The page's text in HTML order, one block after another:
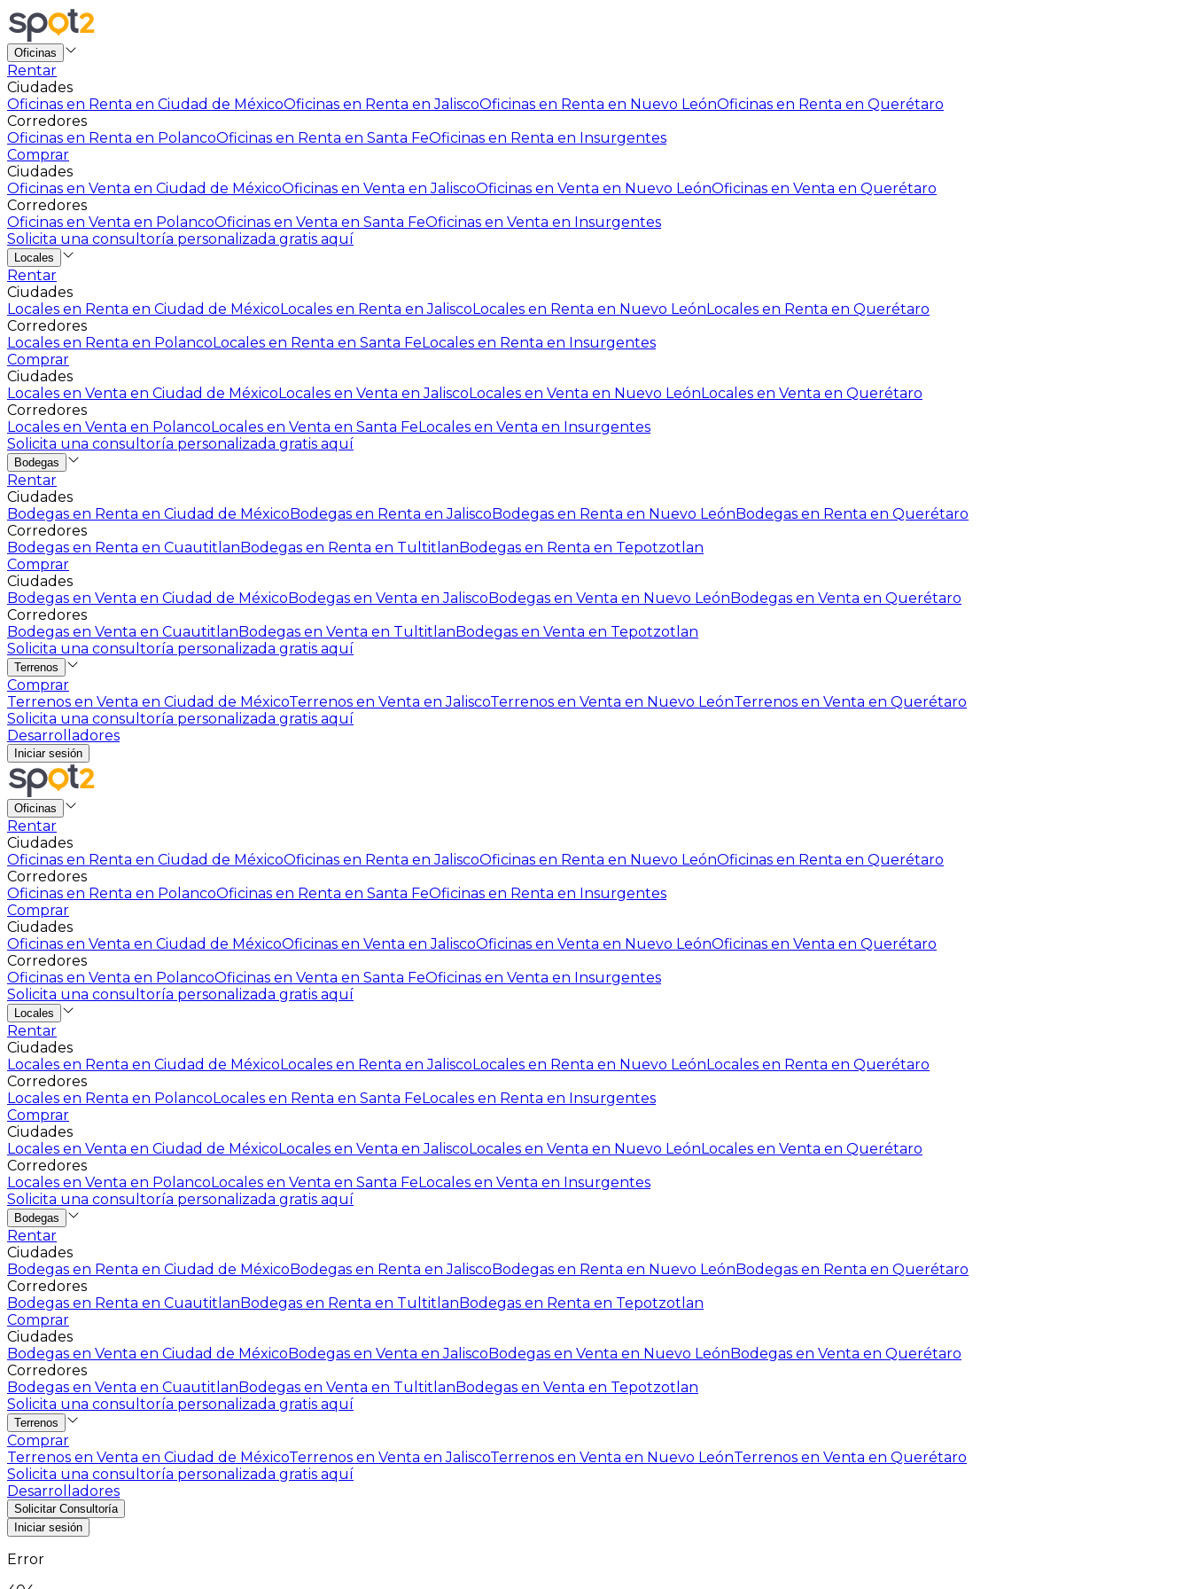
Oficinas
Rentar
Ciudades
Oficinas en Renta en Ciudad de MéxicoOficinas en Renta en JaliscoOficinas en Renta en Nuevo LeónOficinas en Renta en Querétaro
Corredores
Oficinas en Renta en PolancoOficinas en Renta en Santa FeOficinas en Renta en Insurgentes
Comprar
Ciudades
Oficinas en Venta en Ciudad de MéxicoOficinas en Venta en JaliscoOficinas en Venta en Nuevo LeónOficinas en Venta en Querétaro
Corredores
Oficinas en Venta en PolancoOficinas en Venta en Santa FeOficinas en Venta en Insurgentes
Solicita una consultoría personalizada gratis aquí
Locales
Rentar
Ciudades
Locales en Renta en Ciudad de MéxicoLocales en Renta en JaliscoLocales en Renta en Nuevo LeónLocales en Renta en Querétaro
Corredores
Locales en Renta en PolancoLocales en Renta en Santa FeLocales en Renta en Insurgentes
Comprar
Ciudades
Locales en Venta en Ciudad de MéxicoLocales en Venta en JaliscoLocales en Venta en Nuevo LeónLocales en Venta en Querétaro
Corredores
Locales en Venta en PolancoLocales en Venta en Santa FeLocales en Venta en Insurgentes
Solicita una consultoría personalizada gratis aquí
Bodegas
Rentar
Ciudades
Bodegas en Renta en Ciudad de MéxicoBodegas en Renta en JaliscoBodegas en Renta en Nuevo LeónBodegas en Renta en Querétaro
Corredores
Bodegas en Renta en CuautitlanBodegas en Renta en TultitlanBodegas en Renta en Tepotzotlan
Comprar
Ciudades
Bodegas en Venta en Ciudad de MéxicoBodegas en Venta en JaliscoBodegas en Venta en Nuevo LeónBodegas en Venta en Querétaro
Corredores
Bodegas en Venta en CuautitlanBodegas en Venta en TultitlanBodegas en Venta en Tepotzotlan
Solicita una consultoría personalizada gratis aquí
Terrenos
Comprar
Terrenos en Venta en Ciudad de MéxicoTerrenos en Venta en JaliscoTerrenos en Venta en Nuevo LeónTerrenos en Venta en Querétaro
Solicita una consultoría personalizada gratis aquí
Desarrolladores
Iniciar sesión
Oficinas
Rentar
Ciudades
Oficinas en Renta en Ciudad de MéxicoOficinas en Renta en JaliscoOficinas en Renta en Nuevo LeónOficinas en Renta en Querétaro
Corredores
Oficinas en Renta en PolancoOficinas en Renta en Santa FeOficinas en Renta en Insurgentes
Comprar
Ciudades
Oficinas en Venta en Ciudad de MéxicoOficinas en Venta en JaliscoOficinas en Venta en Nuevo LeónOficinas en Venta en Querétaro
Corredores
Oficinas en Venta en PolancoOficinas en Venta en Santa FeOficinas en Venta en Insurgentes
Solicita una consultoría personalizada gratis aquí
Locales
Rentar
Ciudades
Locales en Renta en Ciudad de MéxicoLocales en Renta en JaliscoLocales en Renta en Nuevo LeónLocales en Renta en Querétaro
Corredores
Locales en Renta en PolancoLocales en Renta en Santa FeLocales en Renta en Insurgentes
Comprar
Ciudades
Locales en Venta en Ciudad de MéxicoLocales en Venta en JaliscoLocales en Venta en Nuevo LeónLocales en Venta en Querétaro
Corredores
Locales en Venta en PolancoLocales en Venta en Santa FeLocales en Venta en Insurgentes
Solicita una consultoría personalizada gratis aquí
Bodegas
Rentar
Ciudades
Bodegas en Renta en Ciudad de MéxicoBodegas en Renta en JaliscoBodegas en Renta en Nuevo LeónBodegas en Renta en Querétaro
Corredores
Bodegas en Renta en CuautitlanBodegas en Renta en TultitlanBodegas en Renta en Tepotzotlan
Comprar
Ciudades
Bodegas en Venta en Ciudad de MéxicoBodegas en Venta en JaliscoBodegas en Venta en Nuevo LeónBodegas en Venta en Querétaro
Corredores
Bodegas en Venta en CuautitlanBodegas en Venta en TultitlanBodegas en Venta en Tepotzotlan
Solicita una consultoría personalizada gratis aquí
Terrenos
Comprar
Terrenos en Venta en Ciudad de MéxicoTerrenos en Venta en JaliscoTerrenos en Venta en Nuevo LeónTerrenos en Venta en Querétaro
Solicita una consultoría personalizada gratis aquí
Desarrolladores
Solicitar Consultoría
Iniciar sesión
Error